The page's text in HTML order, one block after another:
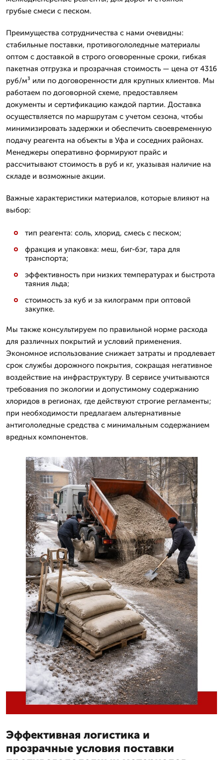
грубые смеси с песком.
Преимущества сотрудничества с нами очевидны:
стабильные поставки, противогололедные материалы
оптом с доставкой в строго оговоренные сроки, гибкая
пакетная отгрузка и прозрачная стоимость — цена от 4316
руб/м³ или по договоренности для крупных клиентов. Мы
работаем по договорной схеме, предоставляем
документы и сертификацию каждой партии. Доставка
осуществляется по маршрутам с учетом сезона, чтобы
минимизировать задержки и обеспечить своевременную
подачу реагента на объекты в Уфа и соседних районах.
Менеджеры оперативно формируют прайс и
рассчитывают стоимость в руб и кг, указывая наличие на
складе и возможные акции.
Важные характеристики материалов, которые влияют на
выбор:
тип реагента: соль, хлорид, смесь с песком;
фракция и упаковка: меш, биг-бэг, тара для
транспорта;
эффективность при низких температурах и быстрота
таяния льда;
стоимость за куб и за килограмм при оптовой
закупке.
Мы также консультируем по правильной норме расхода
для различных покрытий и условий применения.
Экономное использование снижает затраты и продлевает
срок службы дорожного покрытия, сокращая негативное
воздействие на инфраструктуру. В сервисе учитываются
требования по экологии и допустимому содержанию
хлоридов в регионах, где действуют строгие регламенты;
при необходимости предлагаем альтернативные
антигололедные средства с минимальным содержанием
вредных компонентов.
Эффективная логистика и
прозрачные условия поставки